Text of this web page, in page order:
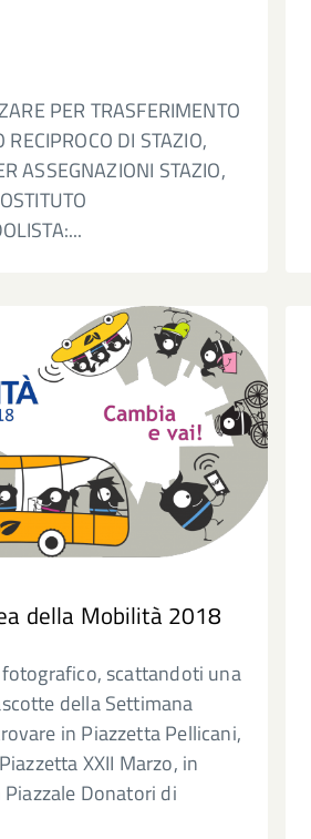
PER TRASFERIMENTO
DI STAZIO,
ASSEGNAZIONI STAZIO,
della Mobilità 2018
scattandoti una
della Settimana
in Piazzetta Pellicani,
XXII Marzo, in
Donatori di